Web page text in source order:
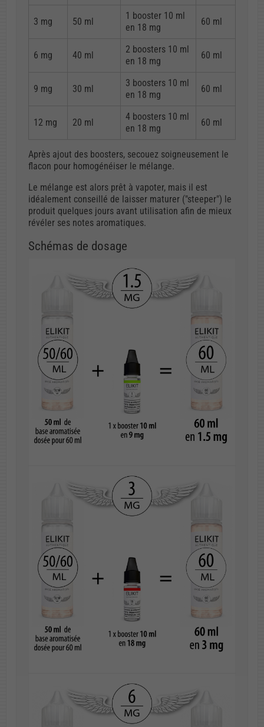
3 mg 50 ml
1 booster 10 ml
en 18 mg
60 ml
6 mg 40 ml
2 boosters 10 ml
en 18 mg
60 ml
9 mg 30 ml
3 boosters 10 ml
en 18 mg
60 ml
12 mg 20 ml
4 boosters 10 ml
en 18 mg
60 ml
Après ajout des boosters, secouez soigneusement le
flacon pour homogénéiser le mélange.
Le mélange est alors prêt à vapoter, mais il est
idéalement conseillé de laisser maturer ("steeper") le
produit quelques jours avant utilisation afin de mieux
révéler ses notes aromatiques.
Schémas de dosage